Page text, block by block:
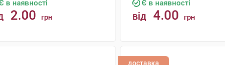
в наявності
2.00 грн
Є в наявності
від 4.00 грн
доставка